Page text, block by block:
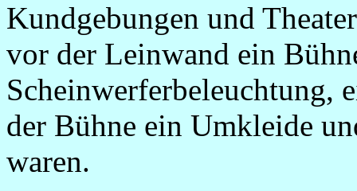
Kundgebungen und
vor der Leinwand ein
Scheinwerferbeleuchtung,
der Bühne ein Umkleide
waren.